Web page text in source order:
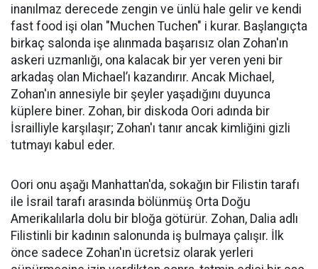
inanılmaz derecede zengin ve ünlü hale gelir ve kendi
fast food işi olan "Muchen Tuchen" i kurar. Başlangıçta
birkaç salonda işe alınmada başarısız olan Zohan'ın
askeri uzmanlığı, ona kalacak bir yer veren yeni bir
arkadaş olan Michael’ı kazandırır. Ancak Michael,
Zohan'ın annesiyle bir şeyler yaşadığını duyunca
küplere biner. Zohan, bir diskoda Oori adında bir
İsrailliyle karşılaşır; Zohan'ı tanır ancak kimliğini gizli
tutmayı kabul eder.
Oori onu aşağı Manhattan'da, sokağın bir Filistin tarafı
ile İsrail tarafı arasında bölünmüş Orta Doğu
Amerikalılarla dolu bir bloğa götürür. Zohan, Dalia adlı
Filistinli bir kadının salonunda iş bulmaya çalışır. İlk
önce sadece Zohan'ın ücretsiz olarak yerleri